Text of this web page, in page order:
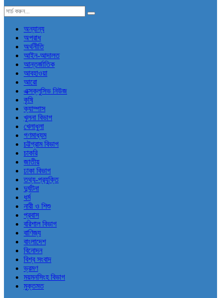
অন্যান্য
অপরাধ
অর্থনীতি
আইন-আদালত
আন্তর্জাতিক
আবহাওয়া
আরো
এক্সক্লুসিভ নিউজ
কৃষি
ক্যাম্পাস
খুলনা বিভাগ
খেলাধুলা
গণমাধ্যম
চট্টগ্রাম বিভাগ
চাকরি
জাতীয়
ঢাকা বিভাগ
তথ্য-প্রযুক্তি
দুর্ঘটনা
ধর্ম
নারী ও শিশু
প্রবাস
বরিশাল বিভাগ
বাণিজ্য
বাংলাদেশ
বিনোদন
বিশ্ব সংবাদ
ভ্রমণ
ময়মনসিংহ বিভাগ
মুক্তমত